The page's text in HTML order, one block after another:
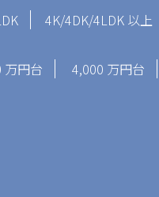
4K/4DK/4LDK 以上
万円台 4,000 万円台